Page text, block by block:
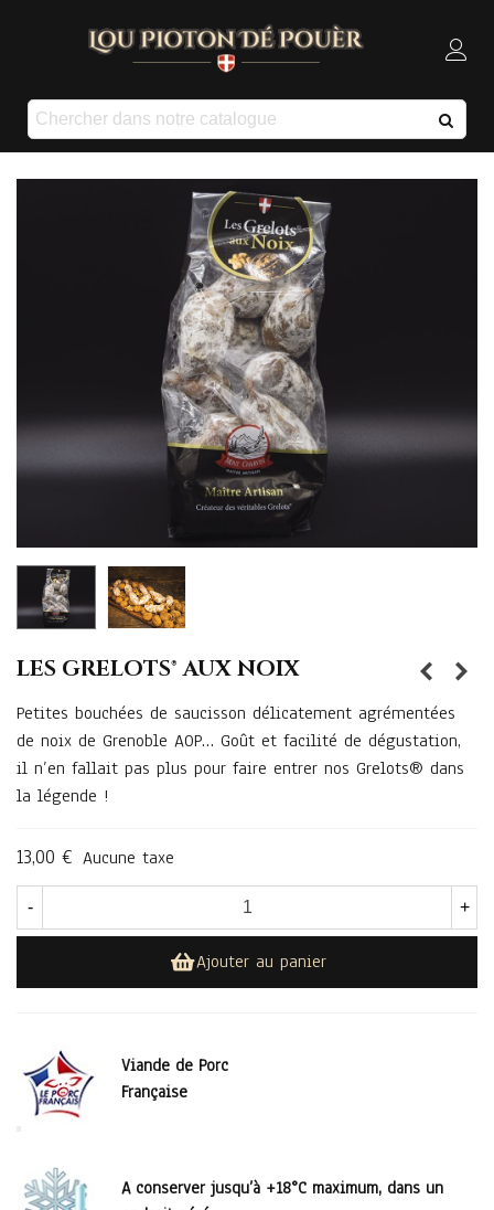
LES GRELOTS® AUX NOIX
Petites bouchées de saucisson délicatement agrémentées
de noix de Grenoble AOP… Goût et facilité de dégustation,
il n’en fallait pas plus pour faire entrer nos Grelots® dans
la légende !
13,00 € Aucune taxe
- +
Ajouter au panier
Viande de Porc
Française
A conserver jusqu’à +18°C maximum, dans un